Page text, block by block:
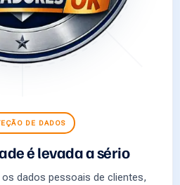
DE DADOS
é levada a sério
os dados pessoais de clientes,